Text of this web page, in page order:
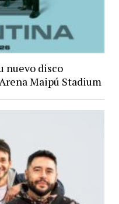
nuevo disco
Maipú Stadium